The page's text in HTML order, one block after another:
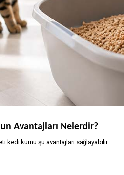
Avantajları Nelerdir?
kedi kumu şu avantajları sağlayabilir: